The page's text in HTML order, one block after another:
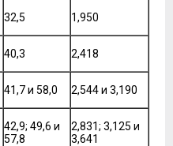
32,5 1,950
40,3 2,418
41,7 и 58,0 2,544 и 3,190
42,9; 49,6 и
57,8
2,831; 3,125 и
3,641